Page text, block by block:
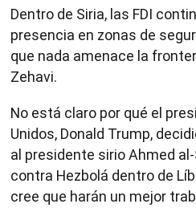
Dentro de Siria, las FDI
presencia en zonas de
que nada amenace la
Zehavi.
No está claro por qué el
Unidos, Donald Trump,
al presidente sirio Ahmed
contra Hezbolá dentro de
cree que harán un mejor